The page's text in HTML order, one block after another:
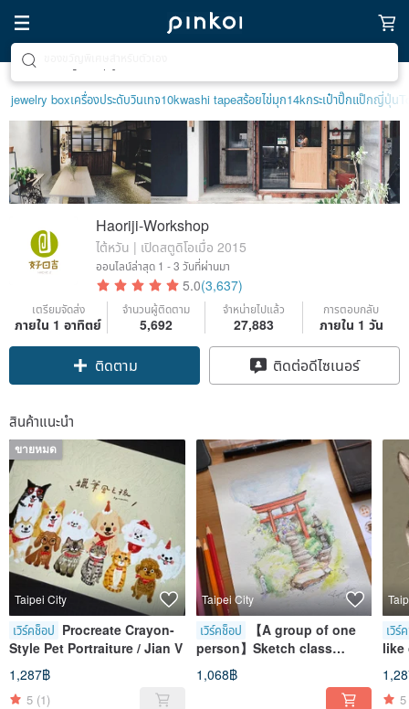
jewelry boxเครื่องประดับวินเทจ10kwashi tapeสร้อยไข่มุก14kกระเป๋าปิ๊กแป๊กญี่ปุ่น
Haoriji-Workshop
ไต้หวัน | เปิดสตูดิโอเมื่อ 2015
ออนไลน์ล่าสุด 1 - 3 วันที่ผ่านมา
5.0(3,637)
เตรียมจัดส่ง
ภายใน 1 อาทิตย์
จำนวนผู้ติดตาม
5,692
จำหน่ายไปแล้ว
27,883
การตอบกลับ
ภายใน 1 วัน
Claim coupon
ติดต่อดีไซเนอร์
สินค้าแนะนำ
ขายหมด
Taipei City
เวิร์คช็อป Procreate Crayon-
Style Pet Portraiture / Jian V
1,287฿
5 (1)
Taipei City
เวิร์คช็อป
【A group of one
person】Sketch class
hydrangea and torii-joyce
painted handbook
1,068฿
เวิร์
like
5